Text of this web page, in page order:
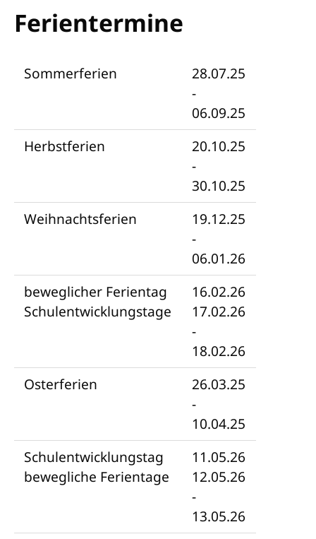
Ferientermine
Sommerferien
28.07.25
-
06.09.25
Herbstferien
20.10.25
-
30.10.25
Weihnachtsferien
19.12.25
-
06.01.26
beweglicher Ferientag
Schulentwicklungstage
16.02.26
17.02.26
-
18.02.26
Osterferien
26.03.25
-
10.04.25
Schulentwicklungstag
bewegliche Ferientage
11.05.26
12.05.26
-
13.05.26